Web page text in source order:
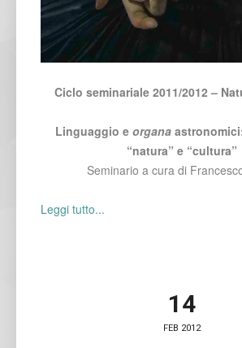
Ciclo seminariale 2011/2012 –
Linguaggio e organa
“natura” e “cultura”
Seminario a cura di
Leggi tutto...
14
FEB 2012